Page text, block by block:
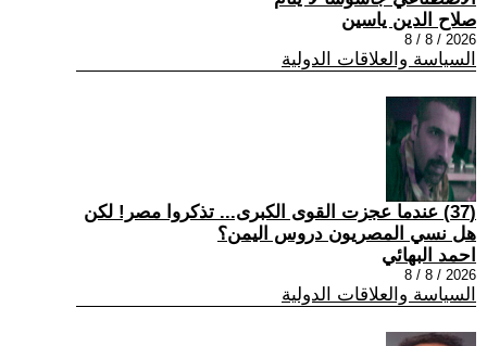
صلاح الدين ياسين
2026 / 8 / 8
السياسة والعلاقات الدولية
(37) عندما عجزت القوى الكبرى... تذكروا مصر! لكن
هل نسي المصريون دروس اليمن؟
احمد البهائي
2026 / 8 / 8
السياسة والعلاقات الدولية